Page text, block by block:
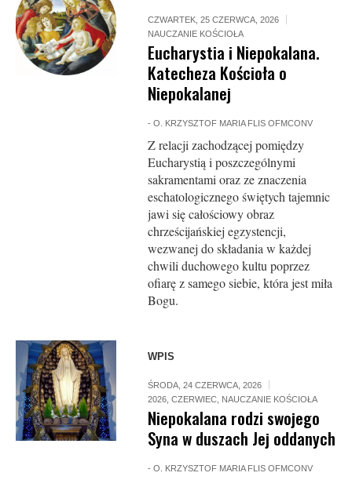
CZWARTEK, 25 CZERWCA, 2026
NAUCZANIE KOŚCIOŁA
Eucharystia i Niepokalana.
Katecheza Kościoła o
Niepokalanej
-O. KRZYSZTOF MARIA FLIS OFMCONV
Z relacji zachodzącej pomiędzy
Eucharystią i poszczególnymi
sakramentami oraz ze znaczenia
eschatologicznego świętych tajemnic
jawi się całościowy obraz
chrześcijańskiej egzystencji,
wezwanej do składania w każdej
chwili duchowego kultu poprzez
ofiarę z samego siebie, która jest miła
Bogu.
WPIS
ŚRODA, 24 CZERWCA, 2026
2026 ,CZERWIEC NAUCZANIE KOŚCIOŁA
Niepokalana rodzi swojego
Syna w duszach Jej oddanych
-O. KRZYSZTOF MARIA FLIS OFMCONV